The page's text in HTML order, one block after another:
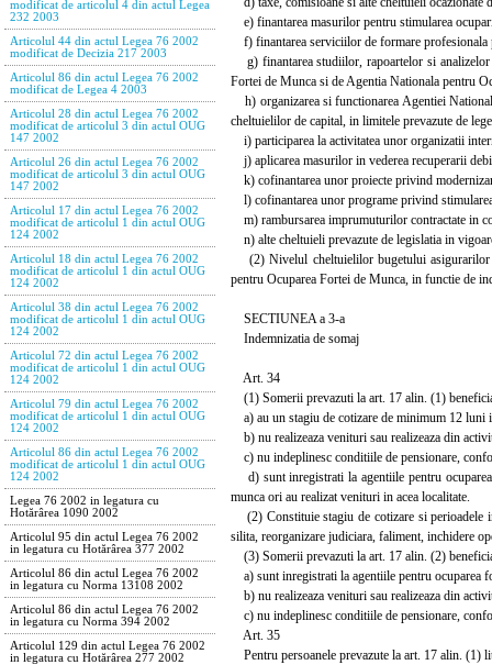
modificat de articolul 4 din actul Legea
232 2003
Articolul 44 din actul Legea 76 2002
modificat de Decizia 217 2003
Articolul 86 din actul Legea 76 2002
modificat de Legea 4 2003
Articolul 28 din actul Legea 76 2002
modificat de articolul 3 din actul OUG
147 2002
Articolul 26 din actul Legea 76 2002
modificat de articolul 3 din actul OUG
147 2002
Articolul 17 din actul Legea 76 2002
modificat de articolul 1 din actul OUG
124 2002
Articolul 18 din actul Legea 76 2002
modificat de articolul 1 din actul OUG
124 2002
Articolul 38 din actul Legea 76 2002
modificat de articolul 1 din actul OUG
124 2002
Articolul 72 din actul Legea 76 2002
modificat de articolul 1 din actul OUG
124 2002
Articolul 79 din actul Legea 76 2002
modificat de articolul 1 din actul OUG
124 2002
Articolul 86 din actul Legea 76 2002
modificat de articolul 1 din actul OUG
124 2002
Legea 76 2002 in legatura cu
Hotărârea 1090 2002
Articolul 95 din actul Legea 76 2002
in legatura cu Hotărârea 377 2002
Articolul 86 din actul Legea 76 2002
in legatura cu Norma 13108 2002
Articolul 86 din actul Legea 76 2002
in legatura cu Norma 394 2002
Articolul 129 din actul Legea 76 2002
in legatura cu Hotărârea 277 2002
e) finantarea masurilor pentru stimularea
f) finantarea serviciilor de formare profesionala
g) finantarea studiilor, rapoartelor si analizelor
Fortei de Munca si de Agentia Nationala pentru
h) organizarea si functionarea Agentiei
cheltuielilor de capital, in limitele prevazute de
i) participarea la activitatea unor organizatii
j) aplicarea masurilor in vederea recuperarii
k) cofinantarea unor proiecte privind
l) cofinantarea unor programe privind
m) rambursarea imprumuturilor contractate in
n) alte cheltuieli prevazute de legislatia in
(2) Nivelul cheltuielilor bugetului asigurarilor
pentru Ocuparea Fortei de Munca, in functie de
SECTIUNEA a 3-a
Indemnizatia de somaj
Art. 34
(1) Somerii prevazuti la art. 17 alin. (1)
a) au un stagiu de cotizare de minimum 12 luni
b) nu realizeaza venituri sau realizeaza din
c) nu indeplinesc conditiile de pensionare,
d) sunt inregistrati la agentiile pentru
munca ori au realizat venituri in acea localitate.
(2) Constituie stagiu de cotizare si perioadele
silita, reorganizare judiciara, faliment, inchidere
(3) Somerii prevazuti la art. 17 alin. (2)
a) sunt inregistrati la agentiile pentru ocuparea
b) nu realizeaza venituri sau realizeaza din
c) nu indeplinesc conditiile de pensionare,
Art. 35
Pentru persoanele prevazute la art. 17 alin. (1)